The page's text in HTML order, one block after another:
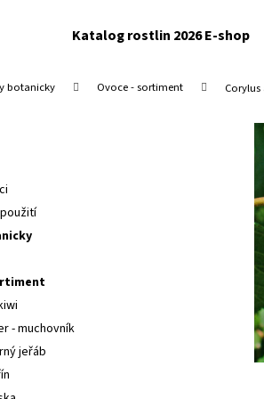
Katalog rostlin 2026 E-shop
botanicky Ovoce - sortiment
- muchovník
jeřáb
Co